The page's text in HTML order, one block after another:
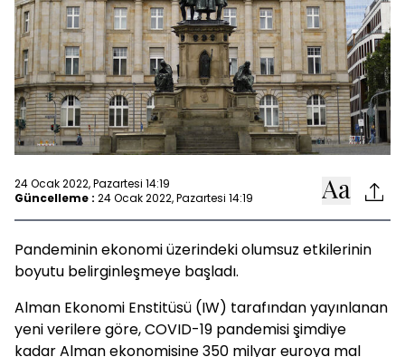
24 Ocak 2022, Pazartesi 14:19
Güncelleme : 24 Ocak 2022, Pazartesi 14:19
Pandeminin ekonomi üzerindeki olumsuz etkilerinin
boyutu belirginleşmeye başladı.
Alman Ekonomi Enstitüsü (IW) tarafından yayınlanan
yeni verilere göre, COVID-19 pandemisi şimdiye
kadar Alman ekonomisine 350 milyar euroya mal